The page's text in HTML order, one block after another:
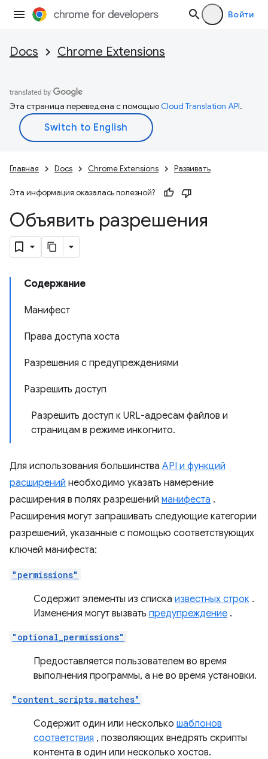
Войти
Docs Chrome Extensions
Эта страница переведена с помощьюCloud Translation API.
Главная Docs Chrome Extensions Развивать
Эта информация оказалась полезной?
Объявить разрешения
Содержание
Манифест
Права доступа хоста
Разрешения с предупреждениями
Разрешить доступ
Разрешить доступ к URL-адресам файлов и
страницам в режиме инкогнито.
Для использования большинства API и функций
расширений необходимо указать намерение
расширения в полях разрешений манифеста .
Расширения могут запрашивать следующие категории
разрешений, указанные с помощью соответствующих
ключей манифеста:
"permissions"
Содержит элементы из списка известных строк .
Изменения могут вызвать предупреждение .
"optional_permissions"
Предоставляется пользователем во время
выполнения программы, а не во время установки.
"content_scripts.matches"
Содержит один или несколько шаблонов
соответствия , позволяющих внедрять скрипты
контента в один или несколько хостов.